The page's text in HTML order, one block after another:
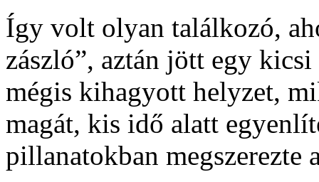
Így volt olyan találkozó,
zászló”, aztán jött egy
mégis kihagyott helyzet,
magát, kis idő alatt
pillanatokban megszerezte